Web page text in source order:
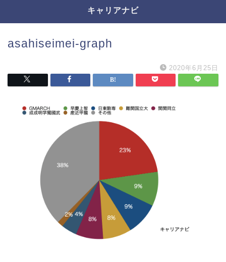
キャリアナビ
asahiseimei-graph
2020年6月25日